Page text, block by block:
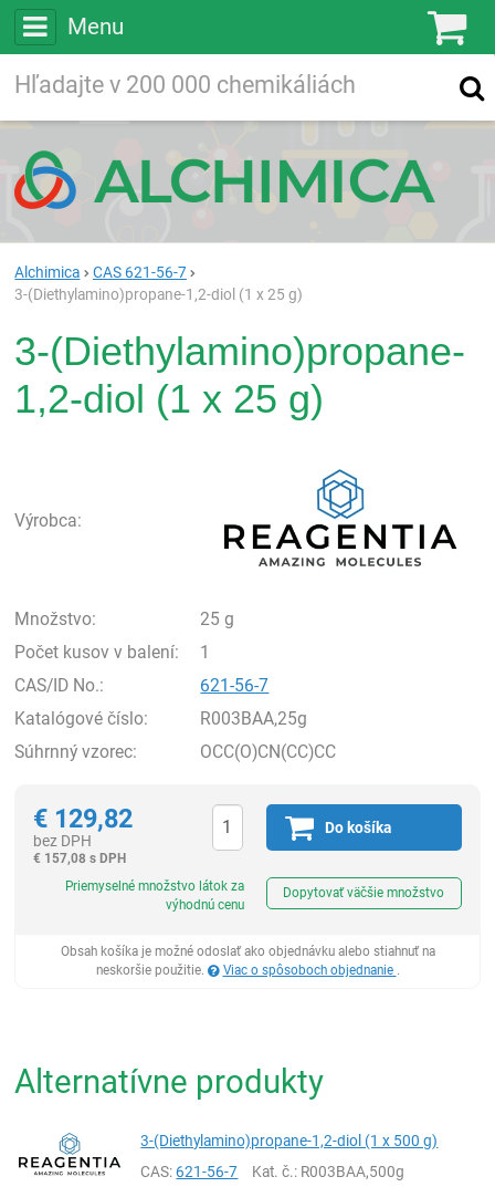
Menu
Vyhľadávanie
Alchimica
CAS 621-56-7
3-(Diethylamino)propane-1,2-diol (1 x 25 g)
3-(Diethylamino)propane-
1,2-diol (1 x 25 g)
Výrobca:
Množstvo:
25 g
Počet kusov v balení:
1
CAS/ID No.:
621-56-7
Katalógové číslo:
R003BAA,25g
Súhrnný vzorec:
OCC(O)CN(CC)CC
€ 129,82
bez DPH
€ 157,08 s DPH
Do košíka
Priemyselné množstvo látok za
výhodnú cenu
Dopytovať väčšie množstvo
Obsah košíka je možné odoslať ako objednávku alebo stiahnuť na
neskoršie použitie.
Viac o spôsoboch objednanie .
Alternatívne produkty
3-(Diethylamino)propane-1,2-diol (1 x 500 g)
CAS:621-56-7 Kat. č.: R003BAA,500g